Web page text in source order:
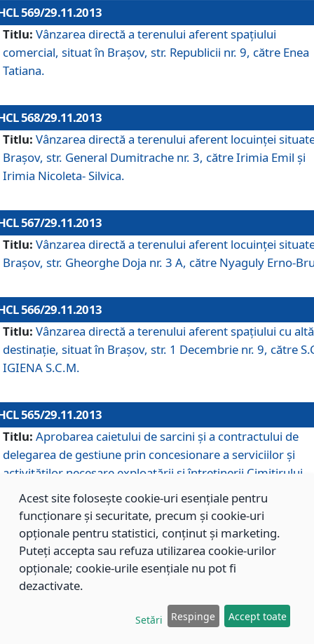
569/29.11.2013
Titlu: Vânzarea directă a terenului aferent spaţiului
comercial, situat în Braşov, str. Republicii nr. 9, către Enea
Tatiana.
568/29.11.2013
Titlu: Vânzarea directă a terenului aferent locuinţei
Braşov, str. General Dumitrache nr. 3, către Irimia Emil şi
Irimia Nicoleta- Silvica.
567/29.11.2013
Titlu: Vânzarea directă a terenului aferent locuinţei
Braşov, str. Gheorghe Doja nr. 3 A, către Nyaguly Erno-
566/29.11.2013
Titlu: Vânzarea directă a terenului aferent spaţiului cu altă
destinaţie, situat în Braşov, str. 1 Decembrie nr. 9, către
IGIENA S.C.M.
565/29.11.2013
Titlu: Aprobarea caietului de sarcini şi a contractului de
delegarea de gestiune prin concesionare a serviciilor şi
activităţilor necesare exploatării şi întreţinerii Cimitirului
Municipal Braşov situat în str. Dimitrie Anghel nr. 19.
564/29.11.2013
Titlu: Completarea şi modificarea H.C.L. nr. 446/2013,
care s-a aprobat studiul de fundamentare pentru
Acest site folosește cookie-uri esențiale pentru
funcționare și securitate, precum și cookie-uri
opționale pentru statistici, conținut și marketing.
Puteți accepta sau refuza utilizarea cookie-urilor
opționale; cookie-urile esențiale nu pot fi
dezactivate.
Setări Respinge Accept toate